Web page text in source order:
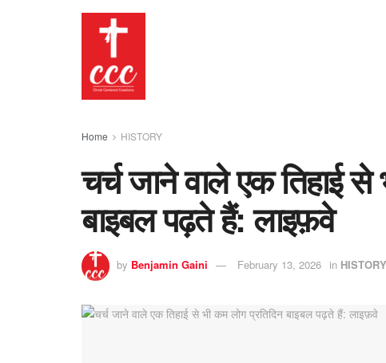
Home HISTORY
चर्च जाने वाले एक तिहाई से
बाइबल पढ़ते हैं: लाइफ़वे
by Benjamin Gaini February 13, 2026 in HISTORY